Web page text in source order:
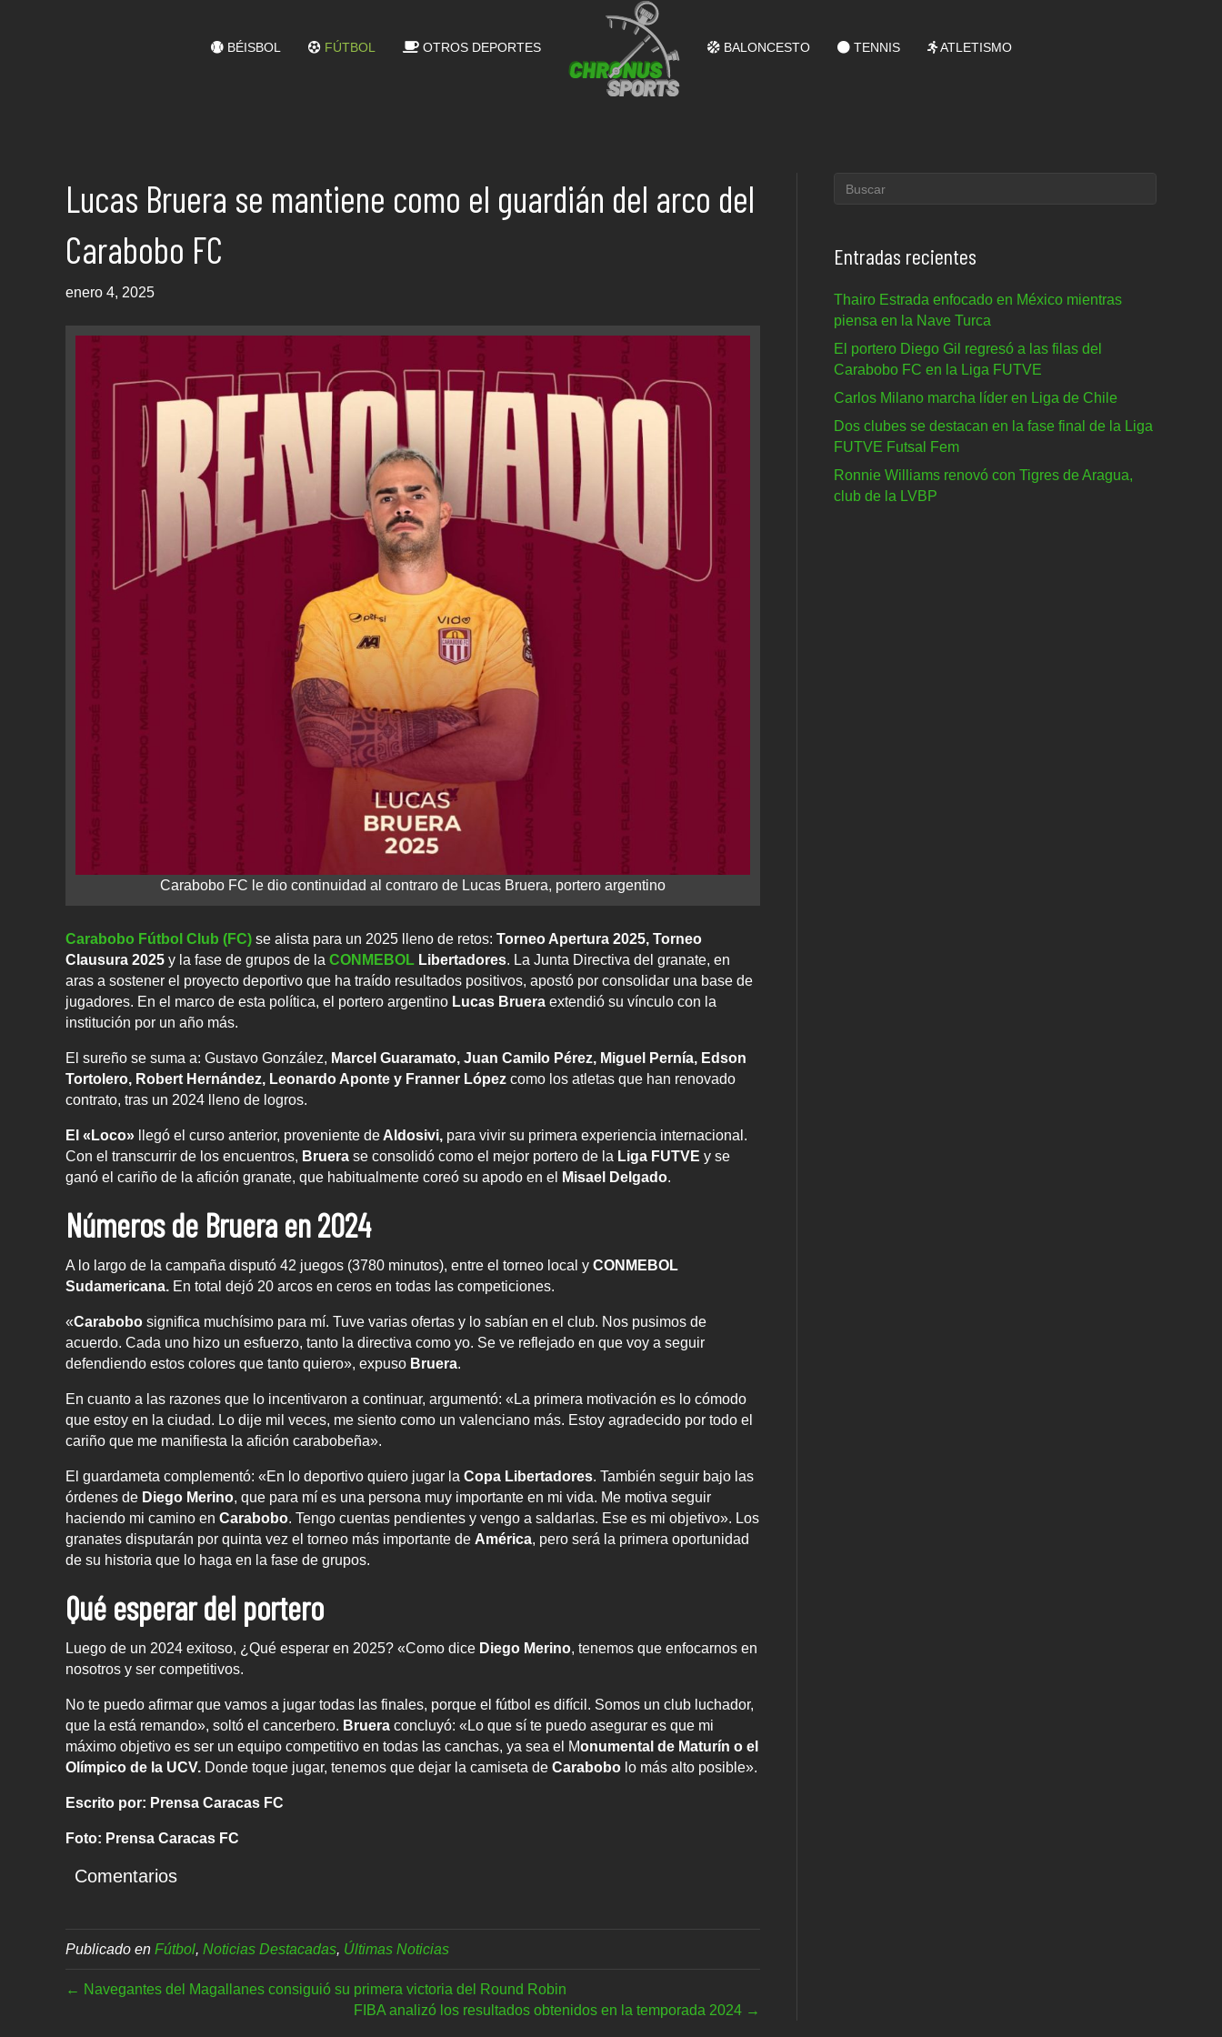
BÉISBOL FÚTBOL OTROS DEPORTES BALONCESTO TENNIS ATLETISMO
Lucas Bruera se mantiene como el guardián del arco del
Carabobo FC
enero 4, 2025
Carabobo FC le dio continuidad al contraro de Lucas Bruera, portero argentino
Carabobo Fútbol Club (FC) se alista para un 2025 lleno de retos: Torneo Apertura 2025, Torneo
Clausura 2025 y la fase de grupos de la CONMEBOL Libertadores. La Junta Directiva del granate, en
aras a sostener el proyecto deportivo que ha traído resultados positivos, apostó por consolidar una base de
jugadores. En el marco de esta política, el portero argentino Lucas Bruera extendió su vínculo con la
institución por un año más.
El sureño se suma a: Gustavo González, Marcel Guaramato, Juan Camilo Pérez, Miguel Pernía, Edson
Tortolero, Robert Hernández, Leonardo Aponte y Franner López como los atletas que han renovado
contrato, tras un 2024 lleno de logros.
El «Loco» llegó el curso anterior, proveniente deAldosivi, para vivir su primera experiencia internacional.
Con el transcurrir de los encuentros, Bruera se consolidó como el mejor portero de la Liga FUTVE y se
ganó el cariño de la afición granate, que habitualmente coreó su apodo en el
Misael Delgado.
Números de Bruera en 2024
A lo largo de la campaña disputó 42 juegos (3780 minutos), entre el torneo local y CONMEBOL
Sudamericana. En total dejó 20 arcos en ceros en todas las competiciones.
«Carabobo significa muchísimo para mí. Tuve varias ofertas y lo sabían en el club. Nos pusimos de
acuerdo. Cada uno hizo un esfuerzo, tanto la directiva como yo. Se ve reflejado en que voy a seguir
defendiendo estos colores que tanto quiero», expuso Bruera.
En cuanto a las razones que lo incentivaron a continuar, argumentó: «La primera motivación es lo cómodo
que estoy en la ciudad. Lo dije mil veces, me siento como un valenciano más. Estoy agradecido por todo el
cariño que me manifiesta la afición carabobeña».
El guardameta complementó: «En lo deportivo quiero jugar la Copa Libertadores. También seguir bajo las
órdenes de Diego Merino, que para mí es una persona muy importante en mi vida. Me motiva seguir
haciendo mi camino en Carabobo. Tengo cuentas pendientes y vengo a saldarlas. Ese es mi objetivo». Los
granates disputarán por quinta vez el torneo más importante de América, pero será la primera oportunidad
de su historia que lo haga en la fase de grupos.
Qué esperar del portero
Luego de un 2024 exitoso, ¿Qué esperar en 2025? «Como dice Diego Merino, tenemos que enfocarnos en
nosotros y ser competitivos.
No te puedo afirmar que vamos a jugar todas las finales, porque el fútbol es difícil. Somos un club luchador,
que la está remando», soltó el cancerbero. Bruera concluyó: «Lo que sí te puedo asegurar es que mi
máximo objetivo es ser un equipo competitivo en todas las canchas, ya sea el Monumental de Maturín o el
Olímpico de la UCV. Donde toque jugar, tenemos que dejar la camiseta de Carabobo lo más alto posible».
Escrito por: Prensa Caracas FC
Foto: Prensa Caracas FC
Comentarios
Publicado en Fútbol, Noticias Destacadas, Últimas Noticias
← Navegantes del Magallanes consiguió su primera victoria del Round Robin
FIBA analizó los resultados obtenidos en la temporada 2024 →
Entradas recientes
Thairo Estrada enfocado en México mientras
piensa en la Nave Turca
El portero Diego Gil regresó a las filas del
Carabobo FC en la Liga FUTVE
Carlos Milano marcha líder en Liga de Chile
Dos clubes se destacan en la fase final de la Liga
FUTVE Futsal Fem
Ronnie Williams renovó con Tigres de Aragua,
club de la LVBP